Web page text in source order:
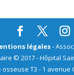
légales-
© 2017 - Hôpital
T3 - 1 avenue